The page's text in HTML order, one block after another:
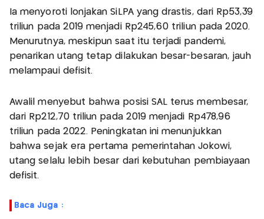
Ia menyoroti lonjakan SiLPA yang drastis, dari Rp53,39
triliun pada 2019 menjadi Rp245,60 triliun pada 2020.
Menurutnya, meskipun saat itu terjadi pandemi,
penarikan utang tetap dilakukan besar-besaran, jauh
melampaui defisit.
Awalil menyebut bahwa posisi SAL terus membesar,
dari Rp212,70 triliun pada 2019 menjadi Rp478,96
triliun pada 2022. Peningkatan ini menunjukkan
bahwa sejak era pertama pemerintahan Jokowi,
utang selalu lebih besar dari kebutuhan pembiayaan
defisit.
Baca Juga :